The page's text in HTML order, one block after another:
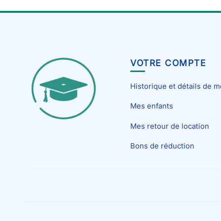
VOTRE COMPTE
Historique et détails de
Mes enfants
Mes retour de location
Bons de réduction